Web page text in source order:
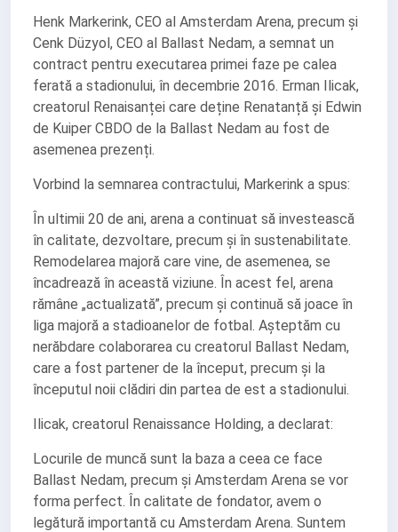
Henk Markerink, CEO al Amsterdam Arena, precum și
Cenk Düzyol, CEO al Ballast Nedam, a semnat un
contract pentru executarea primei faze pe calea
ferată a stadionului, în decembrie 2016. Erman Ilicak,
creatorul Renaisanței care deține Renatanță și Edwin
de Kuiper CBDO de la Ballast Nedam au fost de
asemenea prezenți.
Vorbind la semnarea contractului, Markerink a spus:
În ultimii 20 de ani, arena a continuat să investească
în calitate, dezvoltare, precum și în sustenabilitate.
Remodelarea majoră care vine, de asemenea, se
încadrează în această viziune. În acest fel, arena
rămâne „actualizată”, precum și continuă să joace în
liga majoră a stadioanelor de fotbal. Așteptăm cu
nerăbdare colaborarea cu creatorul Ballast Nedam,
care a fost partener de la început, precum și la
începutul noii clădiri din partea de est a stadionului.
Ilicak, creatorul Renaissance Holding, a declarat:
Locurile de muncă sunt la baza a ceea ce face
Ballast Nedam, precum și Amsterdam Arena se vor
forma perfect. În calitate de fondator, avem o
legătură importantă cu Amsterdam Arena. Suntem